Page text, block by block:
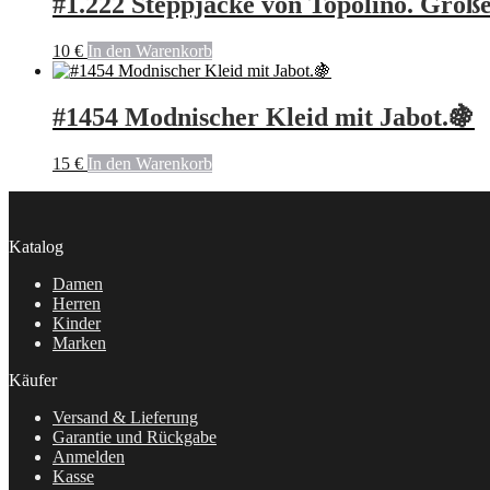
10 € In den Warenkorb
#1454 Modnischer Kleid mit Jabot.🍇
15 € In den Warenkorb
Katalog
Damen
Herren
Kinder
Marken
Käufer
Versand & Lieferung
Garantie und Rückgabe
Anmelden
Kasse